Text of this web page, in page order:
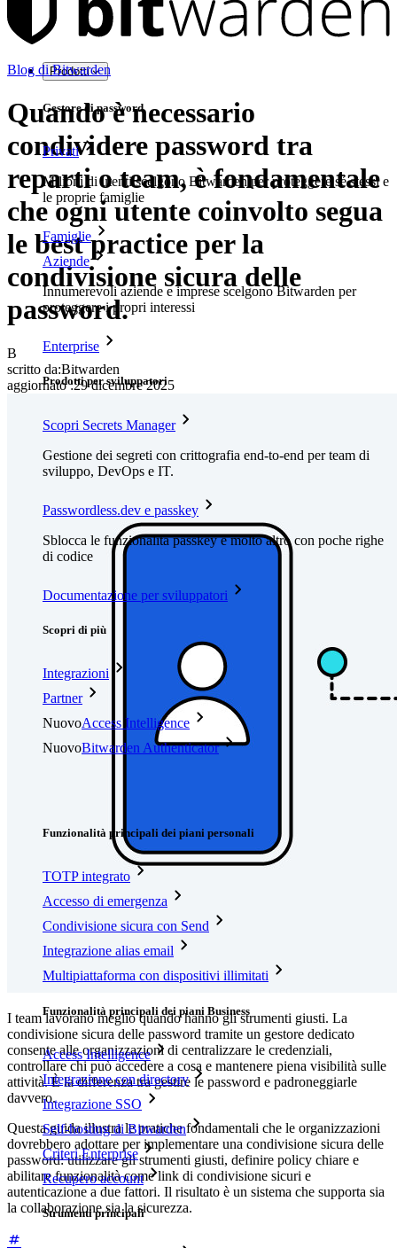
Prodotti
Gestore di password
Privati
Milioni di utenti scelgono Bitwarden per proteggere sé stessi e
le proprie famiglie
Famiglie
Aziende
Innumerevoli aziende e imprese scelgono Bitwarden per
proteggere i propri interessi
Enterprise
Prodotti per sviluppatori
Scopri Secrets Manager
Gestione dei segreti con crittografia end-to-end per team di
sviluppo, DevOps e IT.
Passwordless.dev e passkey
Sblocca le funzionalità passkey e molto altro con poche righe
di codice
Documentazione per sviluppatori
Scopri di più
Integrazioni
Partner
NuovoAccess Intelligence
NuovoBitwarden Authenticator
Funzionalità principali dei piani personali
TOTP integrato
Accesso di emergenza
Condivisione sicura con Send
Integrazione alias email
Multipiattaforma con dispositivi illimitati
Funzionalità principali dei piani Business
Access Intelligence
Integrazione con directory
Integrazione SSO
Self-hosting di Bitwarden
Criteri Enterprise
Recupero account
Strumenti principali
Blog di Bitwarden
Quando è necessario
condividere password tra
reparti o team, è fondamentale
che ogni utente coinvolto segua
le best practice per la
condivisione sicura delle
password.
B
scritto da:Bitwarden
aggiornato:29 dicembre 2025
I team lavorano meglio quando hanno gli strumenti giusti. La
condivisione sicura delle password tramite un gestore dedicato
consente alle organizzazioni di centralizzare le credenziali,
controllare chi può accedere a cosa e mantenere piena visibilità sulle
attività. È la differenza tra gestire le password e padroneggiarle
davvero.
Questa guida illustra le pratiche fondamentali che le organizzazioni
dovrebbero adottare per implementare una condivisione sicura delle
password: utilizzare gli strumenti giusti, definire policy chiare e
abilitare funzionalità come link di condivisione sicuri e
autenticazione a due fattori. Il risultato è un sistema che supporta sia
la collaborazione sia la sicurezza.